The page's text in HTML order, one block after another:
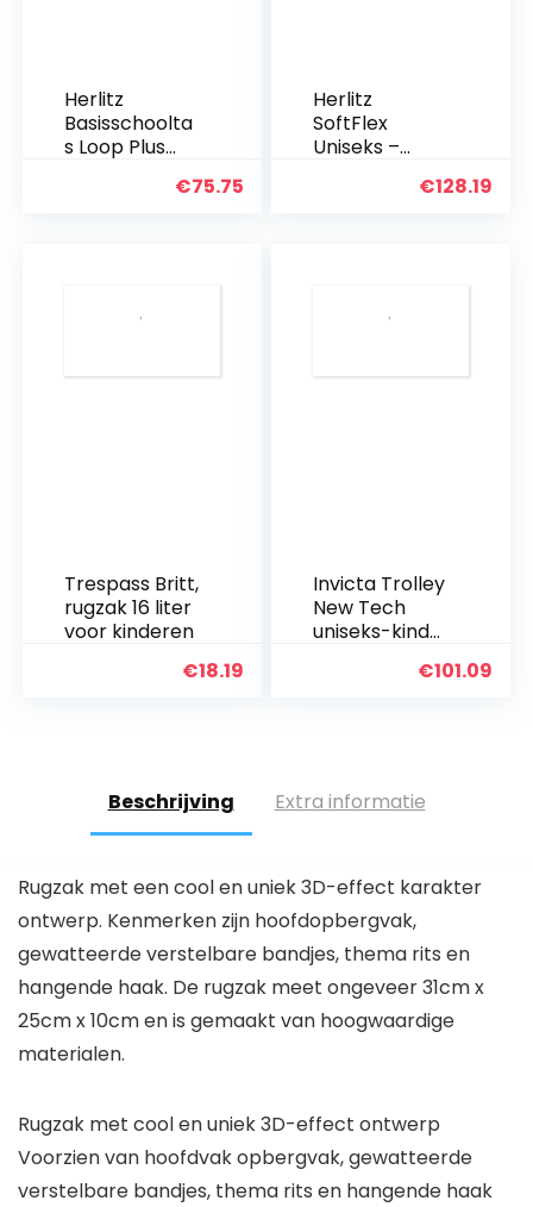
Herlitz
Basisschoolta
s Loop Plus
€75.75
Herlitz
SoftFlex
Uniseks –
€128.19
Trespass Britt,
rugzak 16 liter
voor kinderen
€18.19
Invicta Trolley
New Tech
uniseks-kind
€101.09
Beschrijving Extra informatie
Rugzak met een cool en uniek 3D-effect karakter
ontwerp. Kenmerken zijn hoofdopbergvak,
gewatteerde verstelbare bandjes, thema rits en
hangende haak. De rugzak meet ongeveer 31cm x
25cm x 10cm en is gemaakt van hoogwaardige
materialen.
Rugzak met cool en uniek 3D-effect ontwerp
Voorzien van hoofdvak opbergvak, gewatteerde
verstelbare bandjes, thema rits en hangende haak